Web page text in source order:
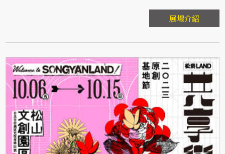
展場介紹